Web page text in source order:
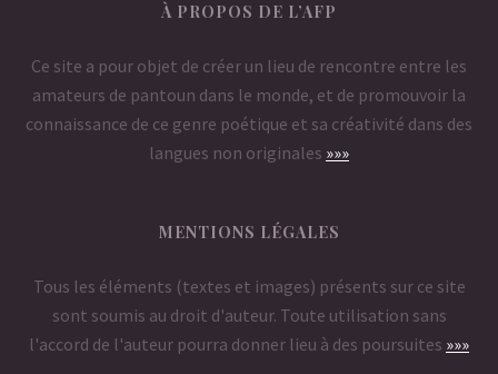
À PROPOS DE L’AFP
Ce site a pour objet de créer un lieu de rencontre entre les
amateurs de pantoun dans le monde, et de promouvoir la
connaissance de ce genre poétique et sa créativité dans des
langues non originales »»»
MENTIONS LÉGALES
Tous les éléments (textes et images) présents sur ce site
sont soumis au droit d'auteur. Toute utilisation sans
l'accord de l'auteur pourra donner lieu à des poursuites »»»